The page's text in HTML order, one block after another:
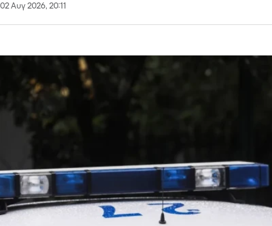
02 Αυγ 2026, 20:11